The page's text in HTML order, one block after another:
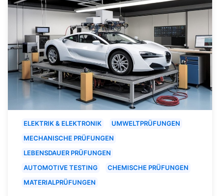
ELEKTRIK & ELEKTRONIK
UMWELTPRÜFUNGEN
MECHANISCHE PRÜFUNGEN
LEBENSDAUER PRÜFUNGEN
AUTOMOTIVE TESTING
CHEMISCHE PRÜFUNGEN
MATERIALPRÜFUNGEN